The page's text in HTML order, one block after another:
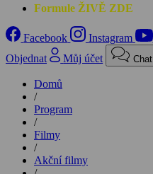
Formule ŽIVĚ ZDE
Facebook Instagram
Objednat
Můj účet Chat
Domů
/
Program
/
Filmy
/
Akční filmy